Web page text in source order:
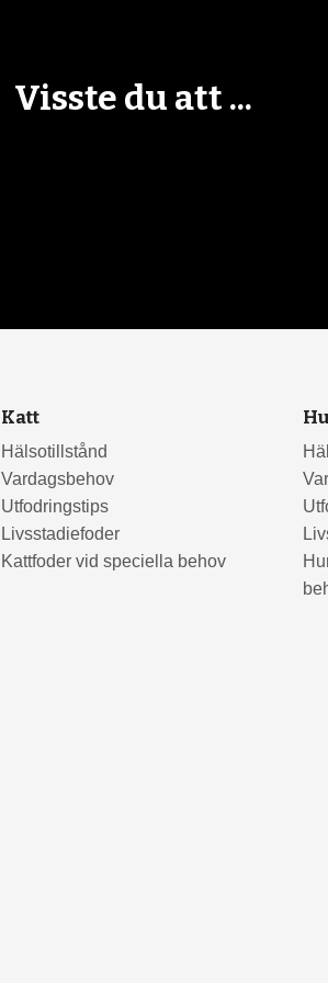
Visste du att ...
Katt
Hälsotillstånd
Vardagsbehov
Utfodringstips
Livsstadiefoder
Kattfoder vid speciella behov